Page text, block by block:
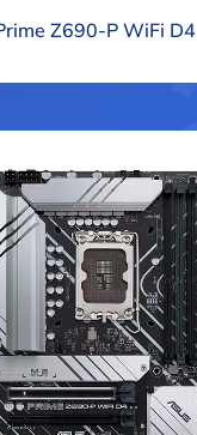
Z690-P WiFi D4